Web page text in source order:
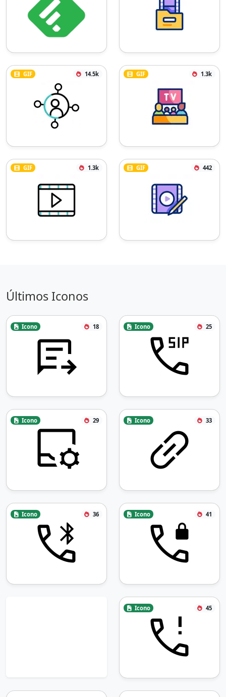
GIF 14.5k GIF 1.3k
GIF 1.3k GIF 442
Últimos Iconos
Icono 18 Icono 25
Icono 29 Icono 33
Icono 36 Icono 41
Icono 45